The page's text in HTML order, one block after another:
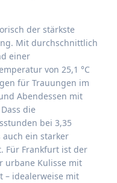
der stärkste
Mit durchschnittlich
einer
von 25,1 °C
für Trauungen im
Abendessen mit
die
bei 3,35
ein starker
Für Frankfurt ist der
urbane Kulisse mit
– idealerweise mit